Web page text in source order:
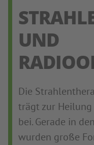
UND
Die
trägt zur
bei. Gerade in
wurden große